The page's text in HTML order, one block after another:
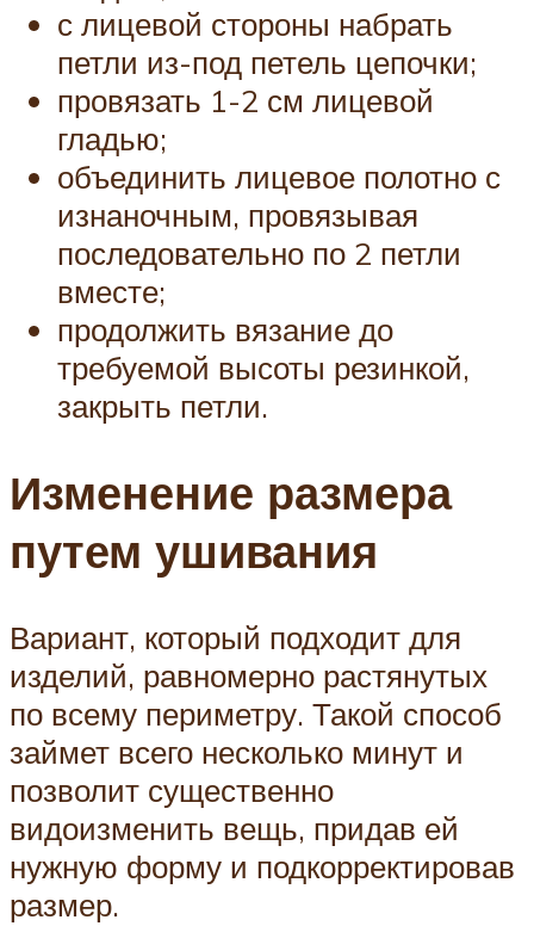
с лицевой стороны набрать
петли из-под петель цепочки;
провязать 1-2 см лицевой
гладью;
объединить лицевое полотно с
изнаночным, провязывая
последовательно по 2 петли
вместе;
продолжить вязание до
требуемой высоты резинкой,
закрыть петли.
Изменение размера
путем ушивания
Вариант, который подходит для
изделий, равномерно растянутых
по всему периметру. Такой способ
займет всего несколько минут и
позволит существенно
видоизменить вещь, придав ей
нужную форму и подкорректировав
размер.